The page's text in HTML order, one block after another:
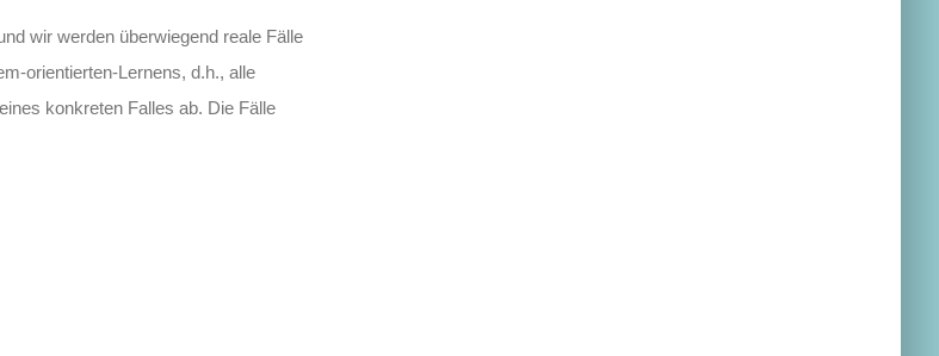
wir werden überwiegend reale Fälle
orientierten-Lernens, d.h., alle
konkreten Falles ab. Die Fälle